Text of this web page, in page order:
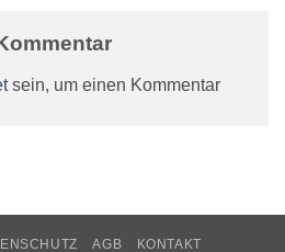
sein, um einen Kommentar
AGB
KONTAKT